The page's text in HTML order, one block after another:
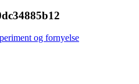
og fornyelse